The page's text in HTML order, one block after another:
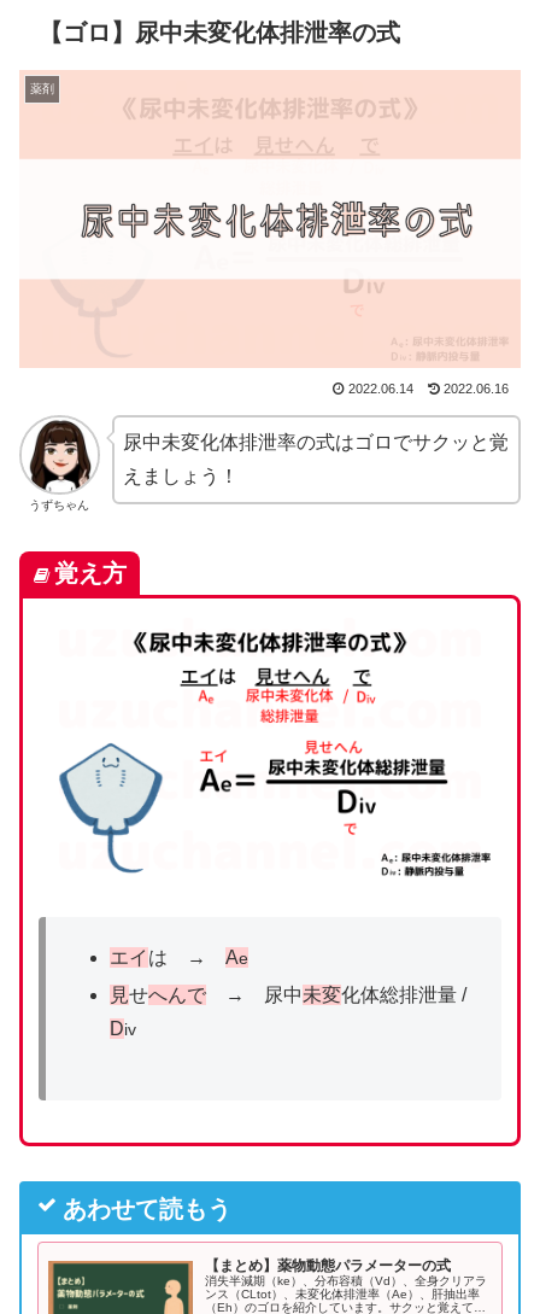
【ゴロ】尿中未変化体排泄率の式
薬剤
2022.06.14 2022.06.16
うずちゃん
尿中未変化体排泄率の式はゴロでサクッと覚
えましょう！
覚え方
エイ は → Ae
見せへんで→ 尿中未変化体総排泄量 /
Div
あわせて読もう
【まとめ】薬物動態パラメーターの式
消失半減期（ke）、分布容積（Vd）、全身クリアラ
ンス（CLtot）、未変化体排泄率（Ae）、肝抽出率
（Eh）のゴロを紹介しています。サクッと覚えて得